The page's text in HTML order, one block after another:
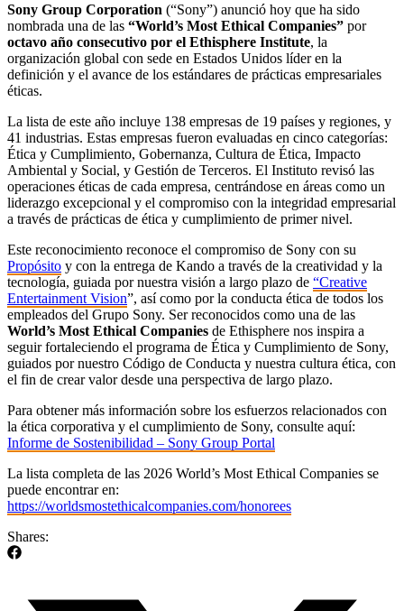
Sony Group Corporation (“Sony”) anunció hoy que ha sido
nombrada una de las “World’s Most Ethical Companies” por
octavo año consecutivo por el Ethisphere Institute, la
organización global con sede en Estados Unidos líder en la
definición y el avance de los estándares de prácticas empresariales
éticas.
La lista de este año incluye 138 empresas de 19 países y regiones, y
41 industrias. Estas empresas fueron evaluadas en cinco categorías:
Ética y Cumplimiento, Gobernanza, Cultura de Ética, Impacto
Ambiental y Social, y Gestión de Terceros. El Instituto revisó las
operaciones éticas de cada empresa, centrándose en áreas como un
liderazgo excepcional y el compromiso con la integridad empresarial
a través de prácticas de ética y cumplimiento de primer nivel.
Este reconocimiento reconoce el compromiso de Sony con su
Propósito y con la entrega de Kando a través de la creatividad y la
tecnología, guiada por nuestra visión a largo plazo de “Creative
Entertainment Vision”, así como por la conducta ética de todos los
empleados del Grupo Sony. Ser reconocidos como una de las
World’s Most Ethical Companies de Ethisphere nos inspira a
seguir fortaleciendo el programa de Ética y Cumplimiento de Sony,
guiados por nuestro Código de Conducta y nuestra cultura ética, con
el fin de crear valor desde una perspectiva de largo plazo.
Para obtener más información sobre los esfuerzos relacionados con
la ética corporativa y el cumplimiento de Sony, consulte aquí:
Informe de Sostenibilidad – Sony Group Portal
La lista completa de las 2026 World’s Most Ethical Companies se
puede encontrar en:
https://worldsmostethicalcompanies.com/honorees
Shares: